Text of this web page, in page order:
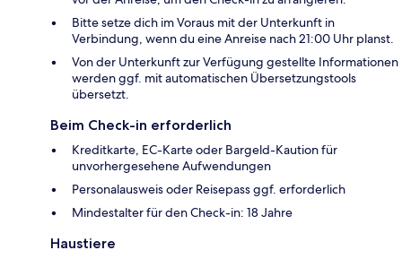
Bitte setze dich im Voraus mit der Unterkunft in
Verbindung, wenn du eine Anreise nach 21:00 Uhr planst.
Von der Unterkunft zur Verfügung gestellte Informationen
werden ggf. mit automatischen Übersetzungstools
übersetzt.
Beim Check-in erforderlich
Kreditkarte, EC-Karte oder Bargeld-Kaution für
unvorhergesehene Aufwendungen
Personalausweis oder Reisepass ggf. erforderlich
Mindestalter für den Check-in: 18 Jahre
Haustiere